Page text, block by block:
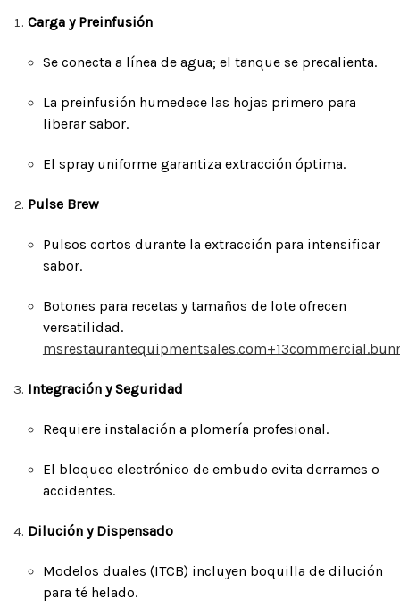
Carga y Preinfusión
Se conecta a línea de agua; el tanque se precalienta.
La preinfusión humedece las hojas primero para
liberar sabor.
El spray uniforme garantiza extracción óptima.
Pulse Brew
Pulsos cortos durante la extracción para intensificar
sabor.
Botones para recetas y tamaños de lote ofrecen
versatilidad.
msrestaurantequipmentsales.com+13
Integración y Seguridad
Requiere instalación a plomería profesional.
El bloqueo electrónico de embudo evita derrames o
accidentes.
Dilución y Dispensado
Modelos duales (ITCB) incluyen boquilla de dilución
para té helado.